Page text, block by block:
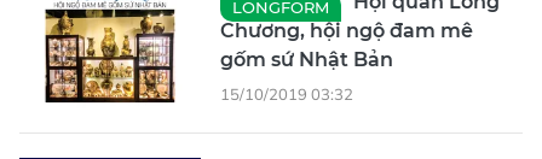
LONGFORM
Chương, hội ngộ đam mê
gốm sứ Nhật Bản
15/10/2019 03:32